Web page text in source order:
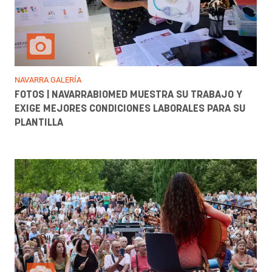
NAVARRA GALERÍA
FOTOS | NAVARRABIOMED MUESTRA SU TRABAJO Y
EXIGE MEJORES CONDICIONES LABORALES PARA SU
PLANTILLA